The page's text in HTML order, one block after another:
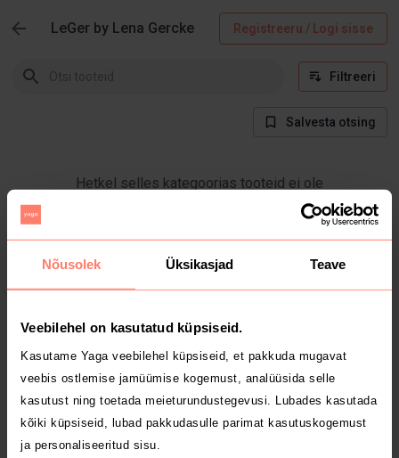
Nõusolek Üksikasjad Teave
Veebilehel on kasutatud küpsiseid.
Kasutame Yaga veebilehel küpsiseid, et pakkuda mugavat
veebis ostlemise jamüümise kogemust, analüüsida selle
kasutust ning toetada meieturundustegevusi. Lubades kasutada
kõiki küpsiseid, lubad pakkudasulle parimat kasutuskogemust
ja personaliseeritud sisu.
LeGer by Lena Gercke Registreeru / Logi sisse
Filtreeri
Salvesta otsing
Hetkel selles kategoorias tooteid ei ole